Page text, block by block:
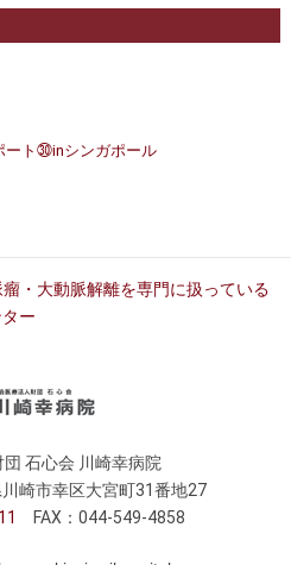
ート㉚inシンガポール
・大動脈解離を専門に扱っている
ー
石心会 川崎幸病院
崎市幸区大宮町31番地27
FAX：044-549-4858